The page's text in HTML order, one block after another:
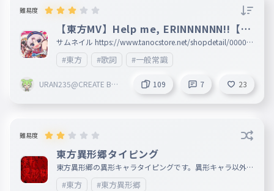
難易度
【東方MV】Help me, ERINNNNNN!!【ビ
ートまりお】
サムネイル https://www.tanocstore.net/shopdetail/00000
0003685/?srsltid=AfmBOop5GuJEMClchpkmkCJ7me_4f9
Z3YmiNB_SupbK7bErCXLghoOA0
#東方 #歌詞 #一般常識
URAN235@CREATE B@t
109 7 23
難易度
東方異形郷タイピング
東方異形郷の異形キャラタイピングです。異形キャラ以外も
入れてるよ
#東方 #東方異形郷